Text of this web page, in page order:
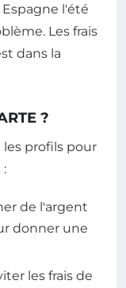
l'été
Les frais
dans la
?
les profils pour
de l'argent
donner une
les frais de